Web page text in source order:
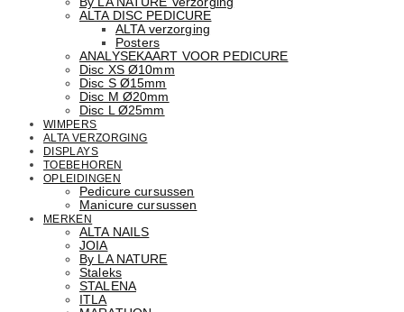
ALTA DISC PEDICURE
ALTA verzorging
Posters
ANALYSEKAART VOOR PEDICURE
Disc XS Ø10mm
Disc S Ø15mm
Disc M Ø20mm
Disc L Ø25mm
WIMPERS
ALTA VERZORGING
DISPLAYS
TOEBEHOREN
OPLEIDINGEN
Pedicure cursussen
Manicure cursussen
MERKEN
ALTA NAILS
JOIA
By LA NATURE
Staleks
STALENA
ITLA